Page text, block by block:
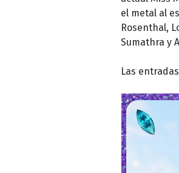
el metal al
Rosenthal,
Sumathra y
Las